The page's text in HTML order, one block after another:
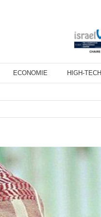
ECONOMIE HIGH-TECH